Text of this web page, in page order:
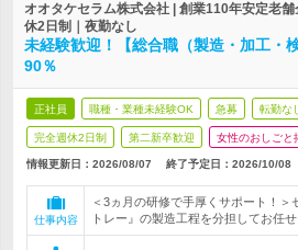
オオタケセラム株式会社 | 創業110年安定老
休2日制｜夜勤なし
未経験歓迎！【総合職（製造・加工・
90％
正社員 職種・業種未経験OK 急募 転勤な
完全週休2日制 第二新卒歓迎 女性のおしごと
情報更新日：2026/08/07 終了予定日： 2026/10/08
仕事内容
＜3ヵ月の研修で手厚くサポート！＞
トレー』の製造工程を分担してお任せ